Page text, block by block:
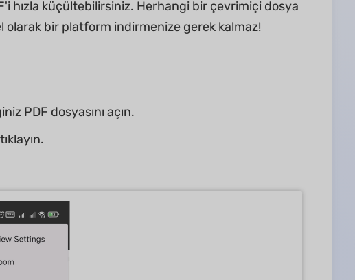
hızla küçültebilirsiniz. Herhangi bir çevrimiçi dosya
olarak bir platform indirmenize gerek kalmaz!
PDF dosyasını açın.